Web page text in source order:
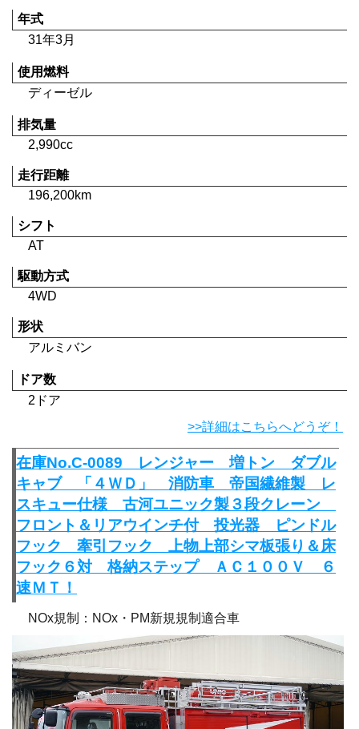
年式
31年3月
使用燃料
ディーゼル
排気量
2,990cc
走行距離
196,200km
シフト
AT
駆動方式
4WD
形状
アルミバン
ドア数
2ドア
>>詳細はこちらへどうぞ！
在庫No.C-0089 レンジャー 増トン ダブル
キャブ 「４ＷＤ」 消防車 帝国繊維製 レ
スキュー仕様 古河ユニック製３段クレーン
フロント＆リアウインチ付 投光器 ピンドル
フック 牽引フック 上物上部シマ板張り＆床
フック６対 格納ステップ ＡＣ１００Ｖ ６
速ＭＴ！
NOx規制：NOx・PM新規規制適合車